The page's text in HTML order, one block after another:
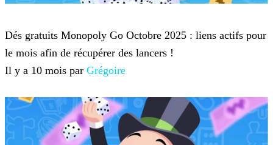
Dés gratuits Monopoly Go Octobre 2025 : liens actifs pour
le mois afin de récupérer des lancers !
Il y a 10 mois par Grégoire